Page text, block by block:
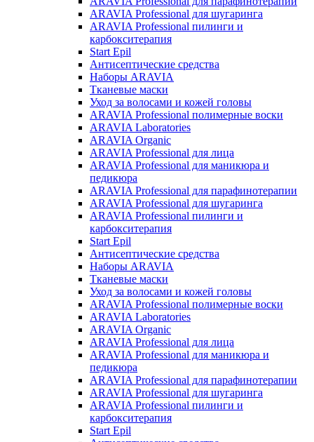
ARAVIA Professional для шугаринга
ARAVIA Professional пилинги и
карбокситерапия
Start Epil
Антисептические средства
Наборы ARAVIA
Тканевые маски
Уход за волосами и кожей головы
ARAVIA Professional полимерные воски
ARAVIA Laboratories
ARAVIA Organic
ARAVIA Professional для лица
ARAVIA Professional для маникюра и
педикюра
ARAVIA Professional для парафинотерапии
ARAVIA Professional для шугаринга
ARAVIA Professional пилинги и
карбокситерапия
Start Epil
Антисептические средства
Наборы ARAVIA
Тканевые маски
Уход за волосами и кожей головы
ARAVIA Professional полимерные воски
ARAVIA Laboratories
ARAVIA Organic
ARAVIA Professional для лица
ARAVIA Professional для маникюра и
педикюра
ARAVIA Professional для парафинотерапии
ARAVIA Professional для шугаринга
ARAVIA Professional пилинги и
карбокситерапия
Start Epil